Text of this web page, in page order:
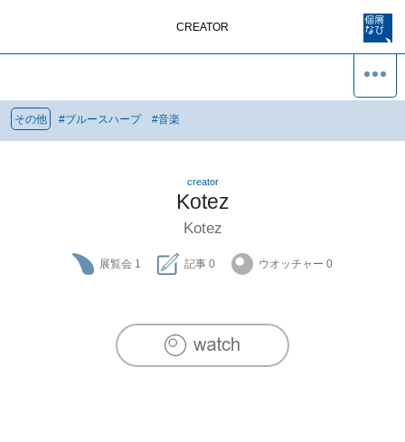
CREATOR
その他 #ブルースハープ #音楽
creator
Kotez
Kotez
展覧会 1 記事 0 ウオッチャー 0